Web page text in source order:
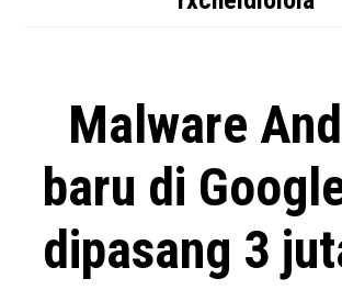
Malware
baru di
dipasang 3